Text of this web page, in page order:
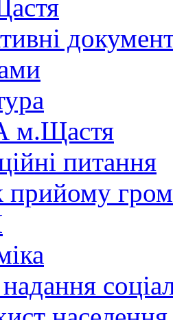
м.Щастя
питання
прийому